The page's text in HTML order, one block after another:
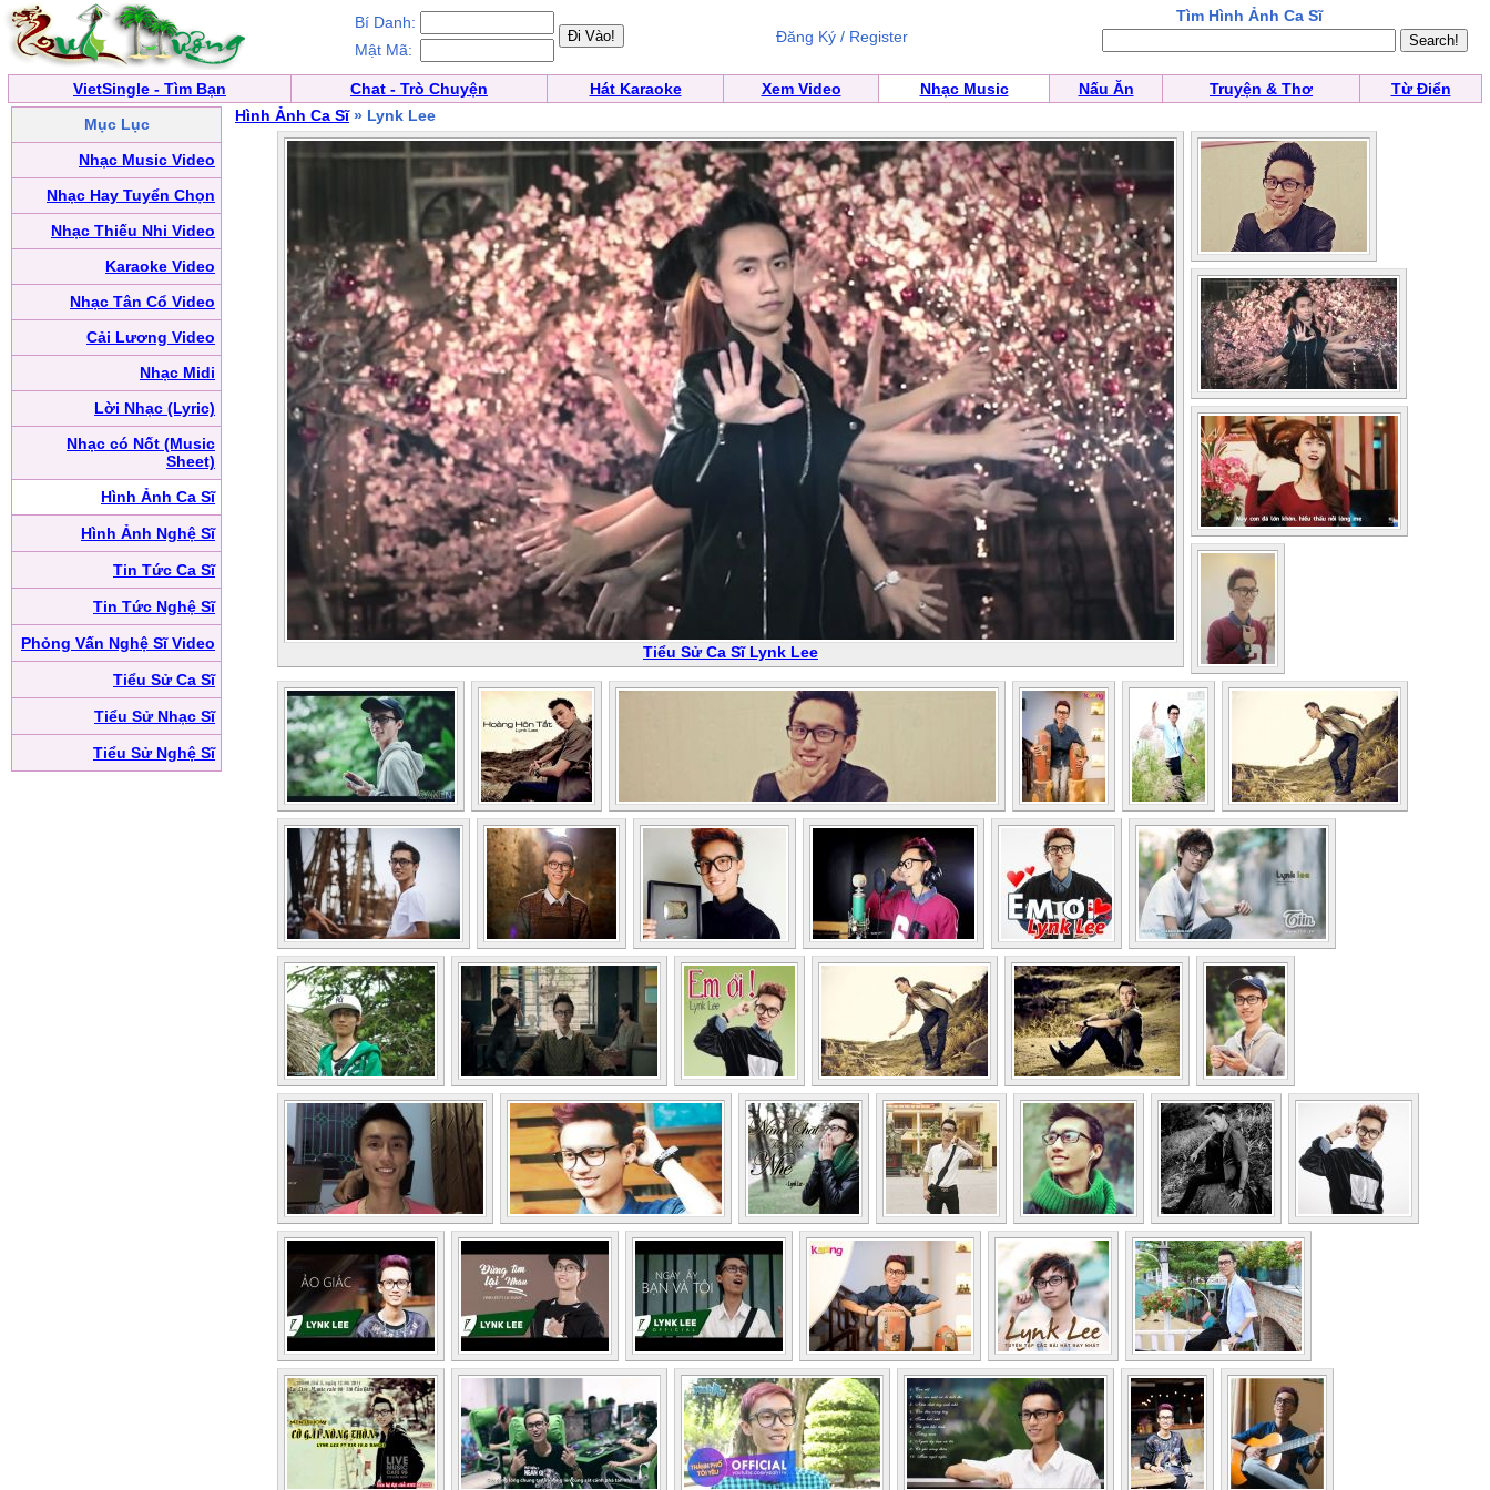
Bí Danh:
Mật Mã:
Đăng Ký / Register
Tìm Hình Ảnh Ca Sĩ
VietSingle - Tìm Bạn Chat - Trò Chuyện Hát Karaoke Xem Video Nhạc Music Nấu Ăn Truyện & Thơ
Từ Điển
Mục Lục
Nhạc Music Video
Nhạc Hay Tuyển Chọn
Nhạc Thiếu Nhi Video
Karaoke Video
Nhạc Tân Cổ Video
Cải Lương Video
Nhạc Midi
Lời Nhạc (Lyric)
Nhạc có Nốt (Music
Sheet)
Hình Ảnh Ca Sĩ
Hình Ảnh Nghệ Sĩ
Tin Tức Ca Sĩ
Tin Tức Nghệ Sĩ
Phỏng Vấn Nghệ Sĩ Video
Tiểu Sử Ca Sĩ
Tiểu Sử Nhạc Sĩ
Tiểu Sử Nghệ Sĩ
Hình Ảnh Ca Sĩ» Lynk Lee
Tiểu Sử Ca Sĩ Lynk Lee